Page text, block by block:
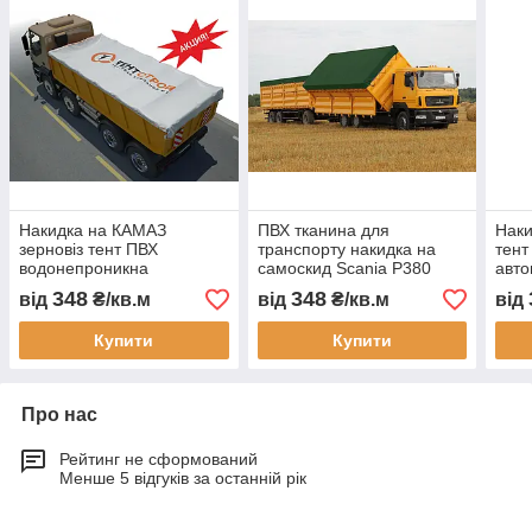
Накидка на КАМАЗ
зерновіз тент ПВХ
водонепроникна
автопокривало
індивідуальні розміри
гарантія довговічність
доставка по Україні
від 348 ₴/кв.м
Купити
ПВХ тканина для
транспорту накидка на
самоскид Scania P380
тент водонепроникний на
причіп напівпричіп
замовити доставка
від 348₴/кв.м
Купити
від
Про нас
Рейтинг не сформований
Менше 5 відгуків за останній рік